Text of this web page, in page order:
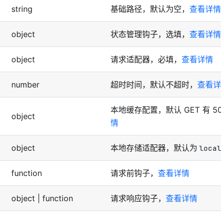
string 基础路径，默认为空， 查看详情
object 状态管理钩子，选填， 查看详情
object 请求适配器，必填， 查看详情
number 超时时间，默认不超时， 查看
object
本地缓存配置，默认 GET 有
情
object 本地存储适配器，默认为
function 请求前钩子， 查看详情
object | function 请求响应钩子， 查看详情